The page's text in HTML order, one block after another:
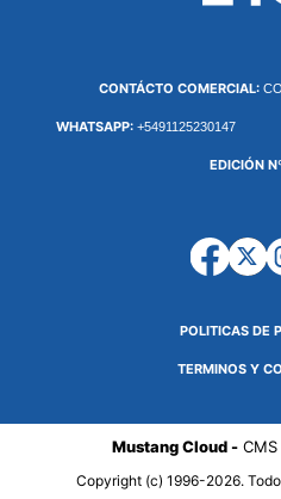
CONTÁCTO COMERCIAL:
WHATSAPP: +5491125230147
EDICIÓN
POLITICAS DE
TERMINOS Y
Mustang Cloud -CMS
Copyright (c) 1996-2026.